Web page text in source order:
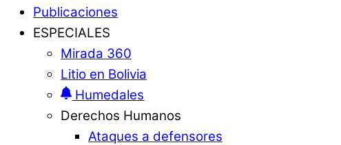
Publicaciones
ESPECIALES
Mirada 360
Litio en Bolivia
Humedales
Derechos Humanos
Ataques a defensores